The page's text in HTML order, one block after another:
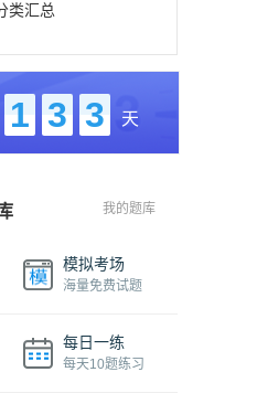
类汇总
真题及详细解析
库
1 3 3 天
我的题库
模拟考场
海量免费试题
每日一练
每天10题练习